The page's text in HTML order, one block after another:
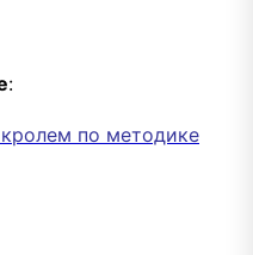
:
по методике